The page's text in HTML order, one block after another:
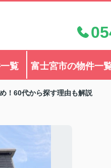
覧 富士宮市の物件一
！60代から探す理由も解説